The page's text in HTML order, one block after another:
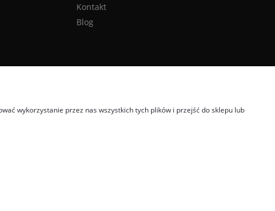
Kontakt
Blog
wykorzystanie przez nas wszystkich tych plików i przejść do sklepu lub